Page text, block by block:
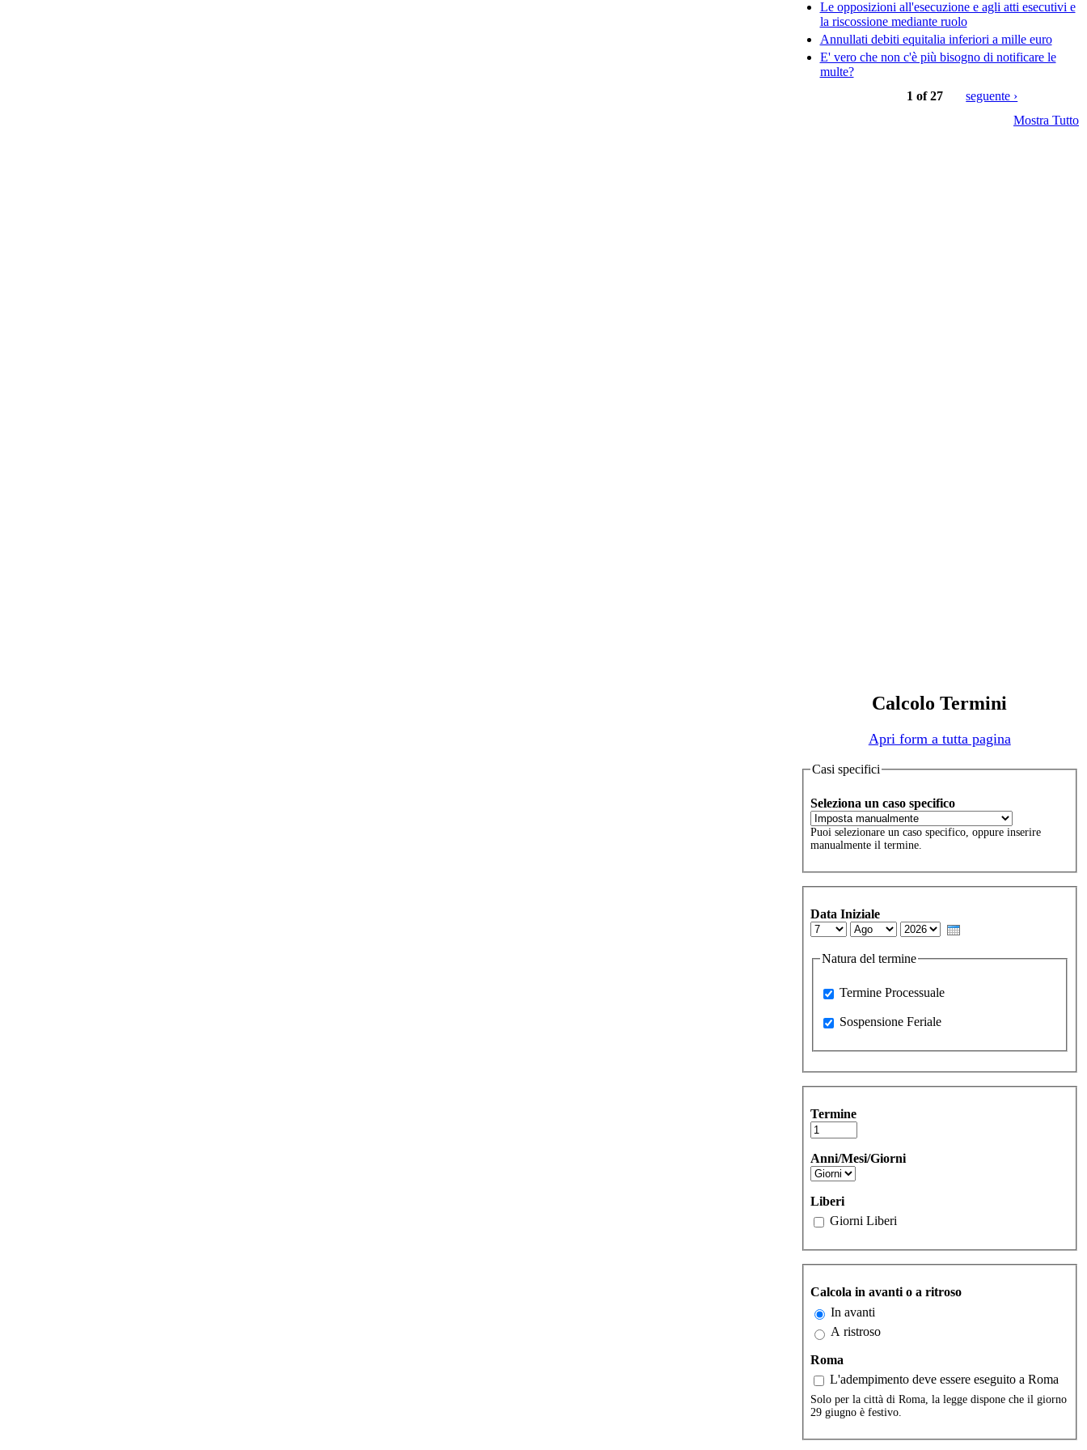
Le opposizioni all'esecuzione e agli atti esecutivi e
la riscossione mediante ruolo
Annullati debiti equitalia inferiori a mille euro
E' vero che non c'è più bisogno di notificare le
multe?
1 of 27
seguente ›
Mostra Tutto
Calcolo Termini
Apri form a tutta pagina
Casi specifici
Seleziona un caso specifico
Puoi selezionare un caso specifico, oppure inserire
manualmente il termine.
Data Iniziale
Day
Month Year
Natura del termine
Processuale
Termine Processuale
Sospensione Feriale
Sospensione Feriale
Termine
Anni/Mesi/Giorni
Liberi
Giorni Liberi
Calcola in avanti o a ritroso
In avanti
A ristroso
Roma
L'adempimento deve essere eseguito a Roma
Solo per la città di Roma, la legge dispone che il giorno
29 giugno è festivo.